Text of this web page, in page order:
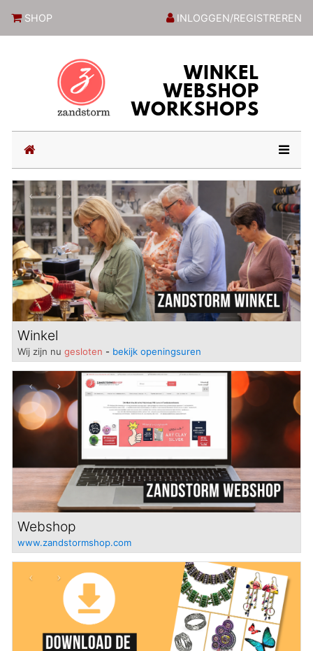
SHOP INLOGGEN/REGISTREREN
(current)
Previous
Next
Winkel
Wij zijn nu gesloten - bekijk openingsuren
Previous
Next
Webshop
www.zandstormshop.com
Previous
Next